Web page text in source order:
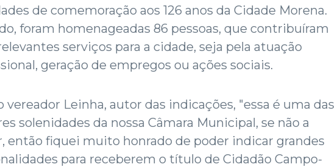
de comemoração aos 126 anos da Cidade Morena.
foram homenageadas 86 pessoas, que contribuíram
serviços para a cidade, seja pela atuação
geração de empregos ou ações sociais.
vereador Leinha, autor das indicações, "essa é uma das
solenidades da nossa Câmara Municipal, se não a
então fiquei muito honrado de poder indicar grandes
para receberem o título de Cidadão Campo-